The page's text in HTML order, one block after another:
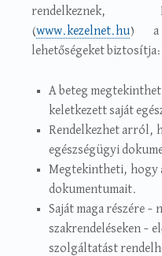
rendelkeznek,
(www.kezelnet.hu) a
lehetőségeket biztosítja:
A beteg
keletkezett saját
Rendelkezhet arról,
egészségügyi
Megtekintheti, hogy
dokumentumait.
Saját maga részére –
szakrendeléseken –
szolgáltatást